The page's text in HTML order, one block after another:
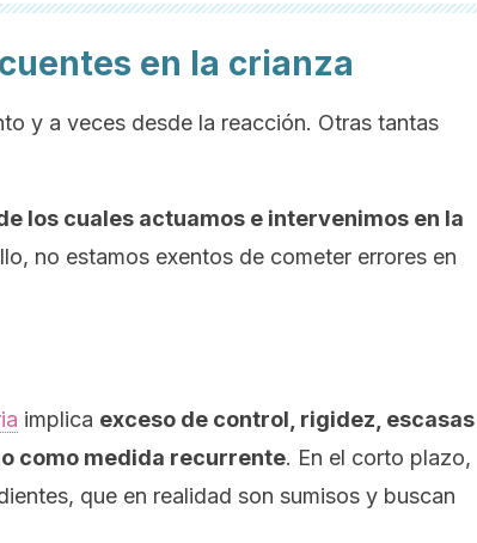
en la crianza
y a veces desde la reacción. Otras tantas
los cuales actuamos e intervenimos en la
no estamos exentos de cometer errores en
implica exceso de control, rigidez, escasas
como medida recurrente. En el corto plazo,
, que en realidad son sumisos y buscan